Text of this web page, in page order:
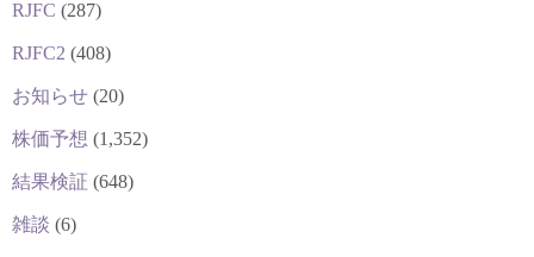
RJFC (287)
RJFC2 (408)
お知らせ (20)
株価予想 (1,352)
結果検証 (648)
雑談 (6)